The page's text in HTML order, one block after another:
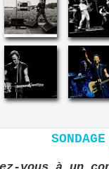
SONDAGE